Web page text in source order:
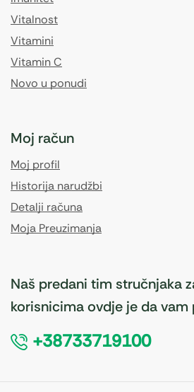
Vitalnost
Vitamini
Vitamin C
Novo u ponudi
Moj račun
Moj profil
Historija narudžbi
Detalji računa
Moja Preuzimanja
Naš predani tim stručnjaka
korisnicima ovdje je da vam
+38733719100